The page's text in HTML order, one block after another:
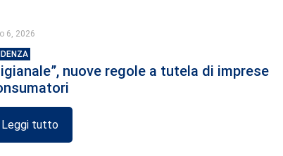
6, 2026
nuove regole a tutela di imprese
Leggi tutto